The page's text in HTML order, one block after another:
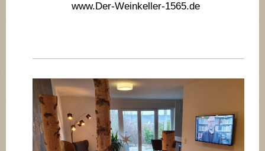
www.Der-Weinkeller-1565.de